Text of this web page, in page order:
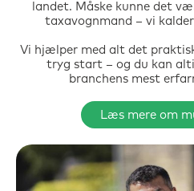
landet. Måske kunne det
taxavognmand – vi
Vi hjælper med alt det
tryg start – og du kan
branchens mest
Læs mere om